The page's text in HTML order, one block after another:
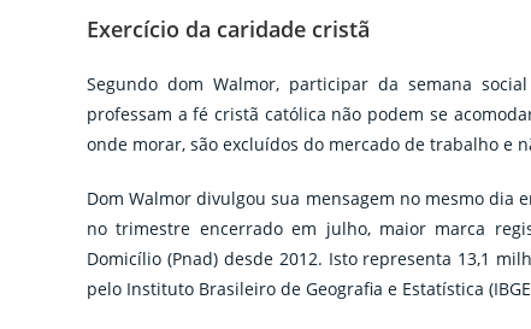
Exercício da caridade cristã
Segundo dom Walmor, participar da semana
professam a fé cristã católica não podem se
onde morar, são excluídos do mercado de trabalho e
Dom Walmor divulgou sua mensagem no mesmo dia
no trimestre encerrado em julho, maior marca
Domicílio (Pnad) desde 2012. Isto representa 13,1
pelo Instituto Brasileiro de Geografia e Estatística